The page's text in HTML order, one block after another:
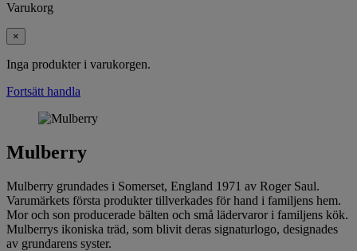
Varukorg
×
Inga produkter i varukorgen.
Fortsätt handla
Mulberry
Mulberry grundades i Somerset, England 1971 av Roger Saul.
Varumärkets första produkter tillverkades för hand i familjens hem.
Mor och son producerade bälten och små lädervaror i familjens kök.
Mulberrys ikoniska träd, som blivit deras signaturlogo, designades
av grundarens syster.